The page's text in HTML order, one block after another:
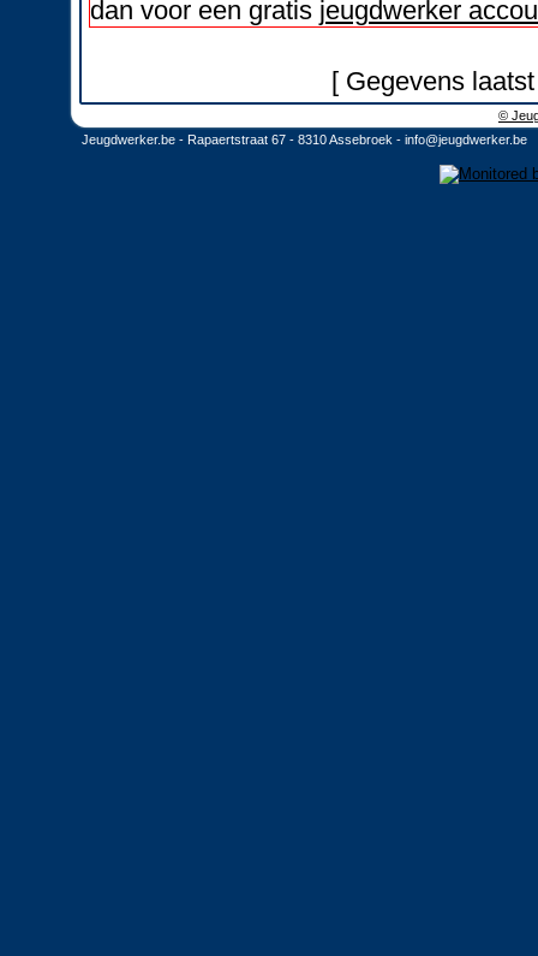
dan voor een gratis jeugdwerker
[ Gegevens
©
Jeugdwerker.be - Rapaertstraat 67 - 8310 Assebroek - info@jeugdwerker.be